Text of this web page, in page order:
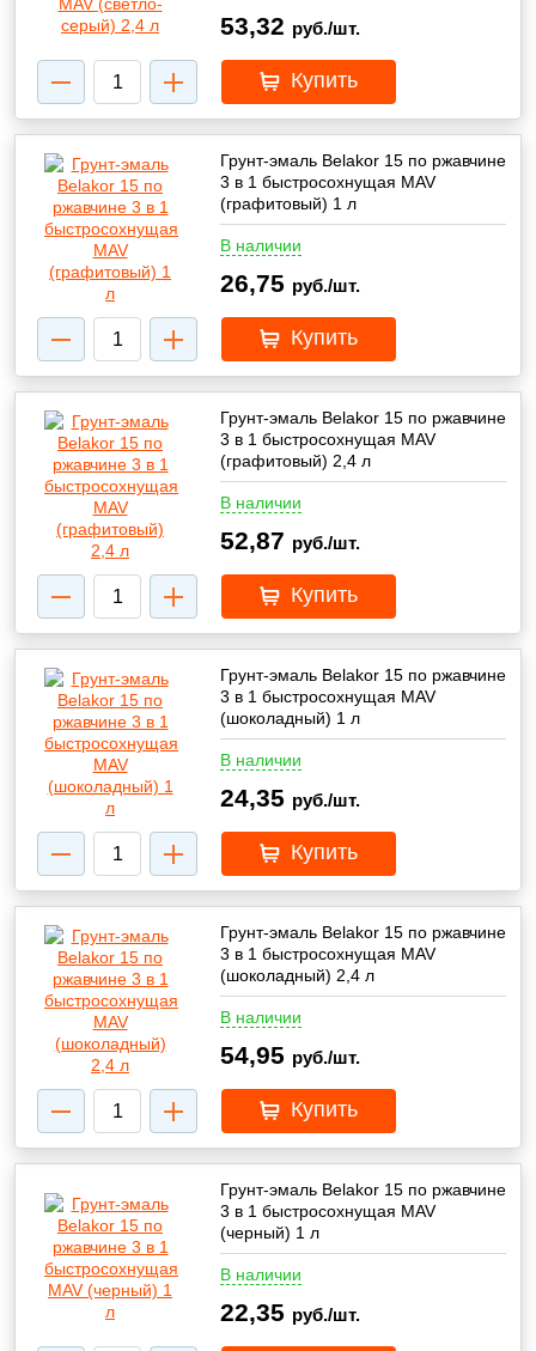
53,32 руб./шт.
Купить
Грунт-эмаль Belakor 15 по ржавчине
3 в 1 быстросохнущая MAV
(графитовый) 1 л
В наличии
26,75 руб./шт.
Купить
Грунт-эмаль Belakor 15 по ржавчине
3 в 1 быстросохнущая MAV
(графитовый) 2,4 л
В наличии
52,87 руб./шт.
Купить
Грунт-эмаль Belakor 15 по ржавчине
3 в 1 быстросохнущая MAV
(шоколадный) 1 л
В наличии
24,35 руб./шт.
Купить
Грунт-эмаль Belakor 15 по ржавчине
3 в 1 быстросохнущая MAV
(шоколадный) 2,4 л
В наличии
54,95 руб./шт.
Купить
Грунт-эмаль Belakor 15 по ржавчине
3 в 1 быстросохнущая MAV
(черный) 1 л
В наличии
22,35 руб./шт.